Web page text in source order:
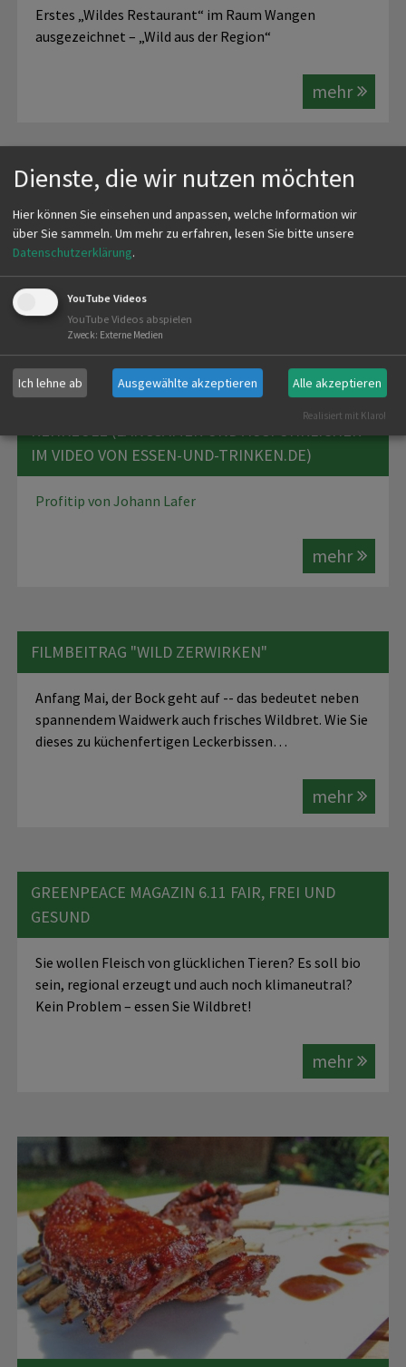
Erstes „Wildes Restaurant“ im Raum Wangen
ausgezeichnet – „Wild aus der Region“
mehr
VIDEO REHKEULE AUSLÖSEN
Sehr ausführliche "Anleitung" aus der Essen und
Trinken Kochschule
IM VIDEO VON ESSEN-UND-TRINKEN.DE)
Profitip von Johann Lafer
mehr
FILMBEITRAG "WILD ZERWIRKEN"
Anfang Mai, der Bock geht auf -- das bedeutet neben
spannendem Waidwerk auch frisches Wildbret. Wie Sie
dieses zu küchenfertigen Leckerbissen…
mehr
GREENPEACE MAGAZIN 6.11 FAIR, FREI UND
GESUND
Sie wollen Fleisch von glücklichen Tieren? Es soll bio
sein, regional erzeugt und auch noch klimaneutral?
Kein Problem – essen Sie Wildbret!
mehr
Dienste, die wir nutzen möchten
Hier können Sie einsehen und anpassen, welche Information wir
über Sie sammeln. Um mehr zu erfahren, lesen Sie bitte unsere
Datenschutzerklärung.
YouTube Videos
YouTube Videos abspielen
Zweck: Externe Medien
Ich lehne ab Ausgewählte akzeptieren Alle akzeptieren
Realisiert mit Klaro!